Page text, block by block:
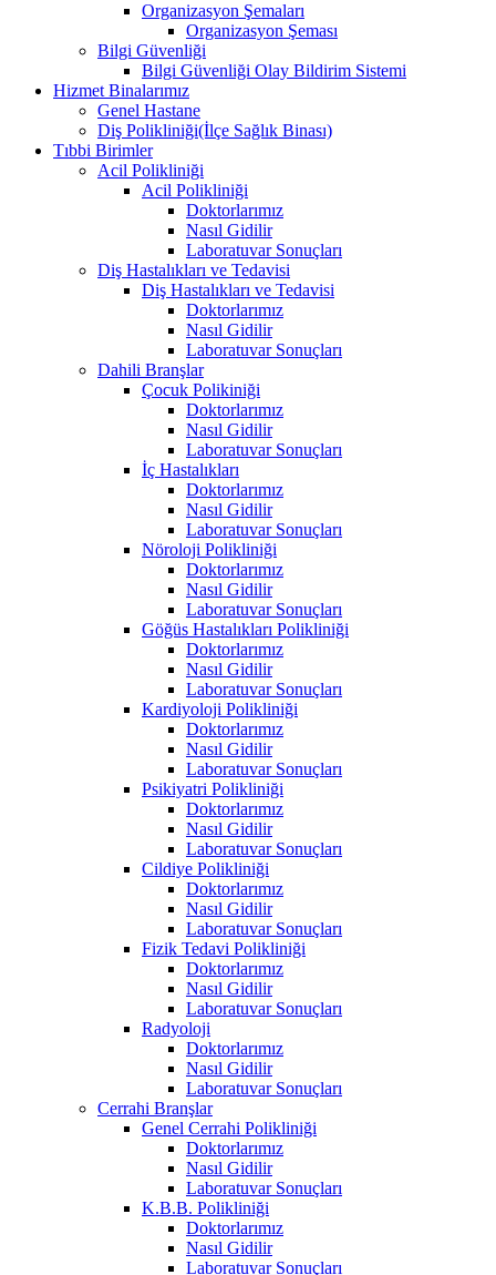
Organizasyon Şemaları
Organizasyon Şeması
Bilgi Güvenliği
Bilgi Güvenliği Olay Bildirim Sistemi
Hizmet Binalarımız
Genel Hastane
Diş Polikliniği(İlçe Sağlık Binası)
Tıbbi Birimler
Acil Polikliniği
Acil Polikliniği
Doktorlarımız
Nasıl Gidilir
Laboratuvar Sonuçları
Diş Hastalıkları ve Tedavisi
Diş Hastalıkları ve Tedavisi
Doktorlarımız
Nasıl Gidilir
Laboratuvar Sonuçları
Dahili Branşlar
Çocuk Polikiniği
Doktorlarımız
Nasıl Gidilir
Laboratuvar Sonuçları
İç Hastalıkları
Doktorlarımız
Nasıl Gidilir
Laboratuvar Sonuçları
Nöroloji Polikliniği
Doktorlarımız
Nasıl Gidilir
Laboratuvar Sonuçları
Göğüs Hastalıkları Polikliniği
Doktorlarımız
Nasıl Gidilir
Laboratuvar Sonuçları
Kardiyoloji Polikliniği
Doktorlarımız
Nasıl Gidilir
Laboratuvar Sonuçları
Psikiyatri Polikliniği
Doktorlarımız
Nasıl Gidilir
Laboratuvar Sonuçları
Cildiye Polikliniği
Doktorlarımız
Nasıl Gidilir
Laboratuvar Sonuçları
Fizik Tedavi Polikliniği
Doktorlarımız
Nasıl Gidilir
Laboratuvar Sonuçları
Radyoloji
Doktorlarımız
Nasıl Gidilir
Laboratuvar Sonuçları
Cerrahi Branşlar
Genel Cerrahi Polikliniği
Doktorlarımız
Nasıl Gidilir
Laboratuvar Sonuçları
K.B.B. Polikliniği
Doktorlarımız
Nasıl Gidilir
Laboratuvar Sonuçları